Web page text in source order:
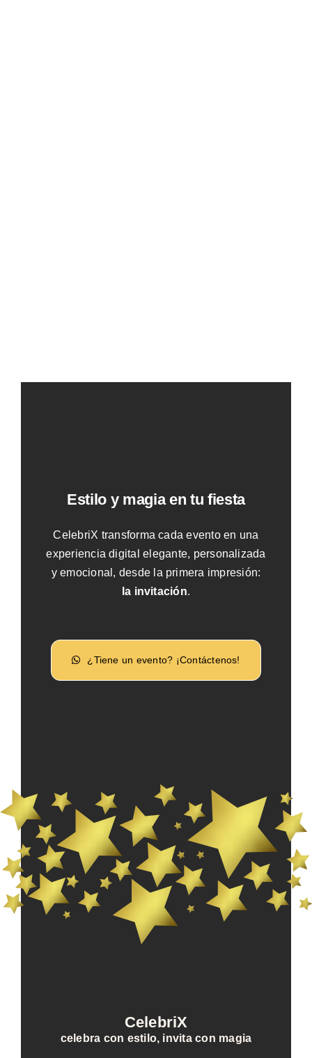
Estilo y magia en tu fiesta
CelebriX transforma cada evento en una
experiencia digital elegante, personalizada
y emocional, desde la primera impresión:
la invitación.
¿Tiene un evento? ¡Contáctenos!
CelebriX
celebra con estilo, invita con magia